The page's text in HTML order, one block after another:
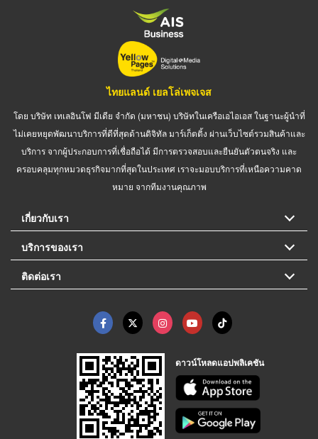
ไทยแลนด์ เยลโล่เพจเจส
โดย บริษัท เทเลอินโฟ มีเดีย จำกัด (มหาชน) บริษัทในเครือเอไอเอส ในฐานะผู้นำที่
ไม่เคยหยุดพัฒนาบริการที่ดีที่สุดด้านดิจิทัล มาร์เก็ตติ้ง ผ่านเว็บไซต์รวมสินค้าและ
บริการ จากผู้ประกอบการที่เชื่อถือได้ มีการตรวจสอบและยืนยันตัวตนจริง และ
ครอบคลุมทุกหมวดธุรกิจมากที่สุดในประเทศ เราจะมอบบริการที่เหนือความคาด
หมาย จากทีมงานคุณภาพ
เกี่ยวกับเรา
บริการของเรา
ติดต่อเรา
ดาวน์โหลดแอปพลิเคชัน